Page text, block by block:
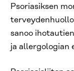
Psoriasiksen
sanoo ihotautien
ja allergologian